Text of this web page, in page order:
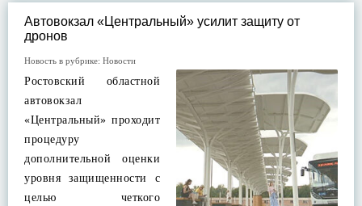
Автовокзал «Центральный» усилит защиту от
дронов
Новость в рубрике: Новости
Ростовский областной
автовокзал
«Центральный» проходит
процедуру
дополнительной оценки
уровня защищенности с
целью четкого